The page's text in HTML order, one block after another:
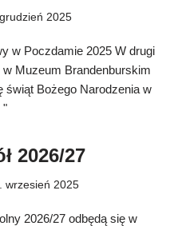
2025
w Poczdamie 2025 W drugi
Muzeum Brandenburskim
świąt Bożego Narodzenia w
"
2026/27
wrzesień 2025
2026/27 odbędą się w